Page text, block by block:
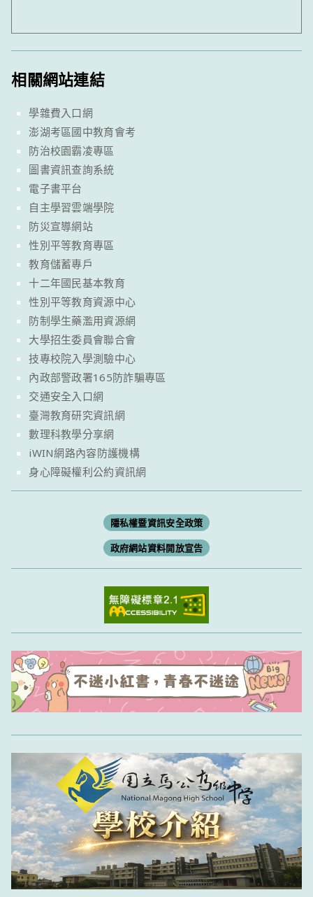
相關網站連結
學雜費入口網
澎湖考區國中教育會考
防治校園霸凌專區
圖書資訊查詢系統
電子書平台
自主學習雲端學院
防災宣導網站
性別平等教育專區
教育儲蓄專戶
十二年國民基本教育
性別平等教育資源中心
防制學生藥濫用資源網
大學招生委員會聯合會
技專校院入學測驗中心
內政部警政署165防詐騙專區
交通安全入口網
臺灣教育研究資訊網
數理科教學分享網
iWIN網路內容防護機構
身心障礙權利公約資訊網
隱私權暨資訊安全政策
政府網站資料開放宣告